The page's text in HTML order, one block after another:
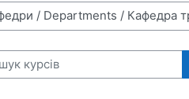
курсів
курсів